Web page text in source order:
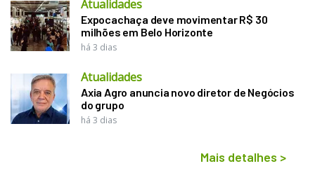
Atualidades
Expocachaça deve movimentar R$ 30
milhões em Belo Horizonte
há 3 dias
Atualidades
Axia Agro anuncia novo diretor de Negócios
do grupo
há 3 dias
Mais detalhes >